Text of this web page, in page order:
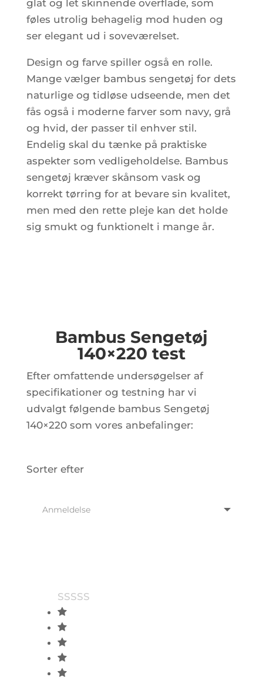
glat og let skinnende overflade, som
føles utrolig behagelig mod huden og
ser elegant ud i soveværelset.
Design og farve spiller også en rolle.
Mange vælger bambus sengetøj for dets
naturlige og tidløse udseende, men det
fås også i moderne farver som navy, grå
og hvid, der passer til enhver stil.
Endelig skal du tænke på praktiske
aspekter som vedligeholdelse. Bambus
sengetøj kræver skånsom vask og
korrekt tørring for at bevare sin kvalitet,
men med den rette pleje kan det holde
sig smukt og funktionelt i mange år.
Bambus Sengetøj
140×220 test
Efter omfattende undersøgelser af
specifikationer og testning har vi
udvalgt følgende bambus Sengetøj
140×220 som vores anbefalinger:
Sorter efter